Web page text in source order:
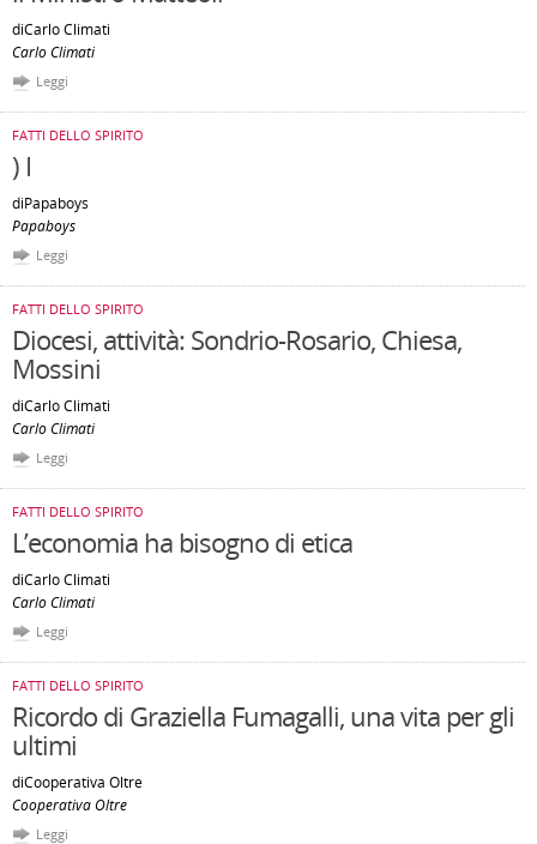
diCarlo Climati
Carlo Climati
Leggi
FATTI DELLO SPIRITO
) I
diPapaboys
Papaboys
Leggi
FATTI DELLO SPIRITO
Diocesi, attività: Sondrio-Rosario, Chiesa,
Mossini
diCarlo Climati
Carlo Climati
Leggi
FATTI DELLO SPIRITO
L’economia ha bisogno di etica
diCarlo Climati
Carlo Climati
Leggi
FATTI DELLO SPIRITO
Ricordo di Graziella Fumagalli, una vita per gli
ultimi
diCooperativa Oltre
Cooperativa Oltre
Leggi